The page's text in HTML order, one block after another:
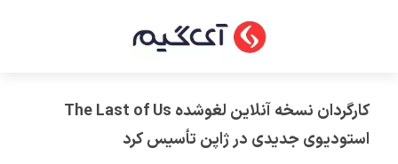
کارگردان نسخه آنلاین لغوشده The Last of Us
استودیوی جدیدی در ژاپن تأسیس کرد